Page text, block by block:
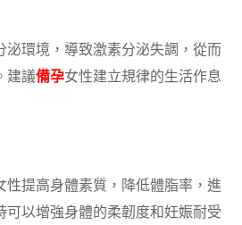
泌環境，導致激素分泌失調，從而
建議備孕女性建立規律的生活作息
性提高身體素質，降低體脂率，進
可以增強身體的柔韌度和妊娠耐受